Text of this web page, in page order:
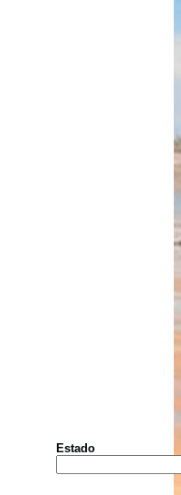
Estado